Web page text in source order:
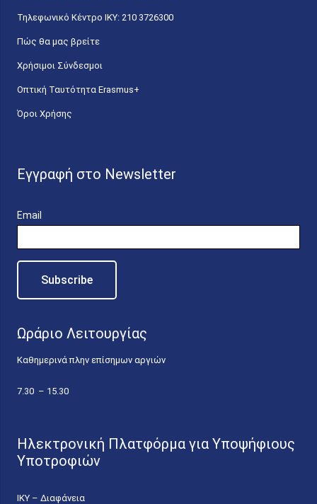
Τηλεφωνικό Κέντρο IKY: 210 3726300
Πώς θα μας βρείτε
Χρήσιμοι Σύνδεσμοι
Οπτική Ταυτότητα Erasmus+
Όροι Χρήσης
Εγγραφή στο Newsletter
Email
Ωράριο Λειτουργίας
Καθημερινά πλην επίσημων αργιών
7.30 – 15.30
Ηλεκτρονική Πλατφόρμα για Υποψήφιους
Υποτροφιών
ΙΚΥ – Διαφάνεια